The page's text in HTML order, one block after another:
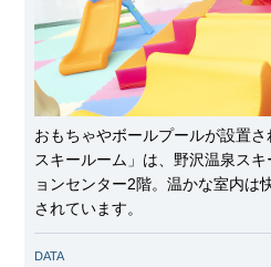
おもちゃやボールプールが設置
スキールーム」は、野沢温泉ス
ョンセンター2階。温かな室内は
されています。
DATA